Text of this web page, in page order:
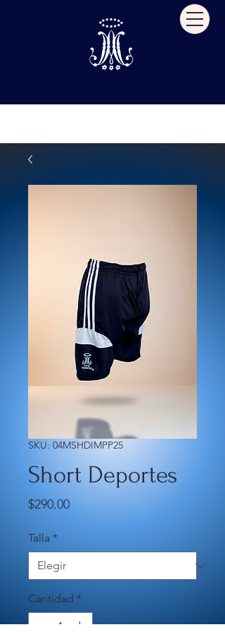
SKU: 04MSHDIMPP25
Short Deportes
$290.00Precio
Talla *
Cantidad *